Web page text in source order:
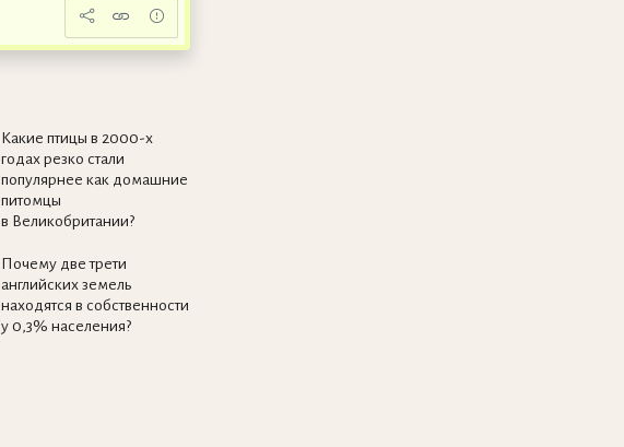
Какие птицы в 2000-х
годах резко стали
популярнее как домашние
питомцы
в Великобритании?
Почему две трети
английских земель
находятся в собственности
у 0,3% населения?